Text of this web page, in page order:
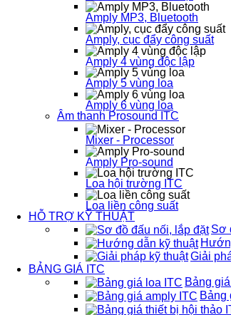
Amply MP3, Bluetooth
Amply, cục đẩy công suất
Amply 4 vùng độc lập
Amply 5 vùng loa
Amply 6 vùng loa
Âm thanh Prosound ITC
Mixer - Processor
Amply Pro-sound
Loa hội trường ITC
Loa liền công suất
HỖ TRỢ KỸ THUẬT
Sơ
Giải
BẢNG GIÁ ITC
Bảng
Bảng